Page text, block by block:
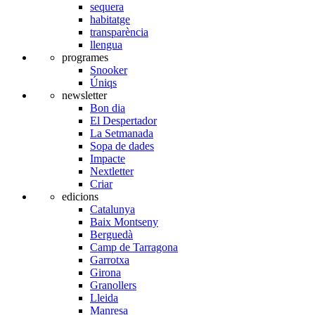
sequera
habitatge
transparència
llengua
programes
Snooker
Úniqs
newsletter
Bon dia
El Despertador
La Setmanada
Sopa de dades
Impacte
Nextletter
Criar
edicions
Catalunya
Baix Montseny
Berguedà
Camp de Tarragona
Garrotxa
Girona
Granollers
Lleida
Manresa